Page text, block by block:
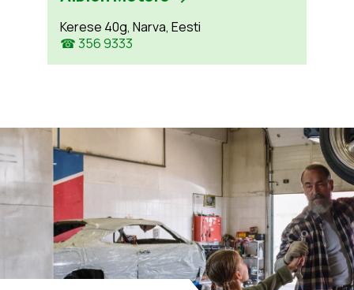
Kerese 40g, Narva, Eesti
☎ 356 9333